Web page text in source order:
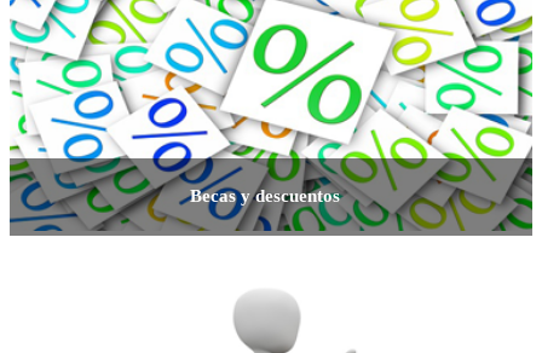
Becas y descuentos